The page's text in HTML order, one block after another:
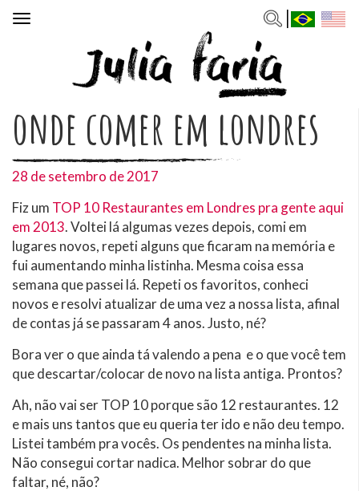
Toggle
onde comer em londres
28 de setembro de 2017
Fiz um TOP 10 Restaurantes em Londres pra gente aqui
em 2013. Voltei lá algumas vezes depois, comi em
lugares novos, repeti alguns que ficaram na memória e
fui aumentando minha listinha. Mesma coisa essa
semana que passei lá. Repeti os favoritos, conheci
novos e resolvi atualizar de uma vez a nossa lista, afinal
de contas já se passaram 4 anos. Justo, né?
Bora ver o que ainda tá valendo a pena e o que você tem
que descartar/colocar de novo na lista antiga. Prontos?
Ah, não vai ser TOP 10 porque são 12 restaurantes. 12
e mais uns tantos que eu queria ter ido e não deu tempo.
Listei também pra vocês. Os pendentes na minha lista.
Não consegui cortar nadica. Melhor sobrar do que
faltar, né, não?